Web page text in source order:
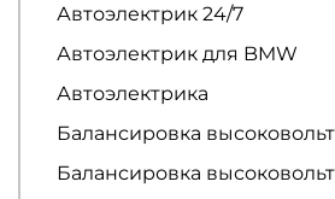
Автоэлектрик 24/7
Автоэлектрик для BMW
Автоэлектрика
Балансировка
Балансировка